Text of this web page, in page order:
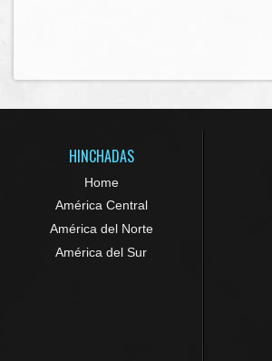
HINCHADAS
Home
América Central
América del Norte
América del Sur